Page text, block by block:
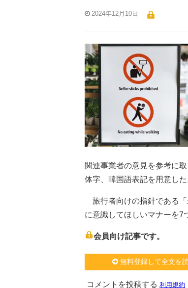
2024年12月10日
関連事業者の意見を参考に
体字、韓国語表記を用意した
旅行者向けの指針である「
に意識してほしいマナーを7
会員向け記事です。
無料登録して全文を